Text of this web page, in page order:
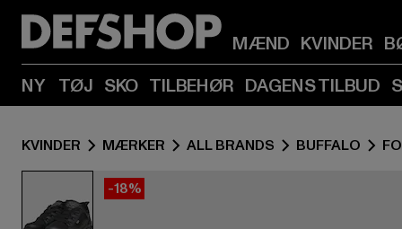
MÆND KVINDER
NY TØJ SKO TILBEHØR DAGENS TILBUD
KVINDER MÆRKER ALL BRANDS BUFFALO
-18%